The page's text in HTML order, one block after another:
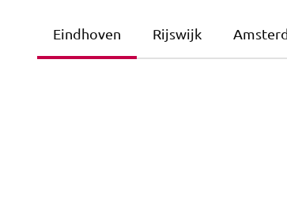
Eindhoven Rijswijk